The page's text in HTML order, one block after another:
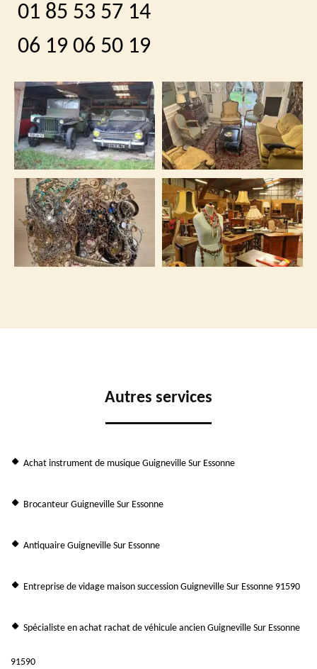
01 85 53 57 14
06 19 06 50 19
Autres services
Achat instrument de musique Guigneville Sur Essonne
Brocanteur Guigneville Sur Essonne
Antiquaire Guigneville Sur Essonne
Entreprise de vidage maison succession Guigneville Sur Essonne 91590
Spécialiste en achat rachat de véhicule ancien Guigneville Sur Essonne
91590